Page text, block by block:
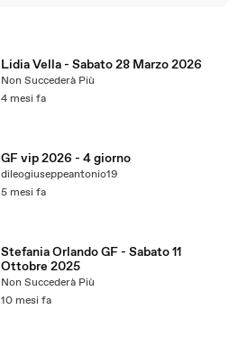
Lidia Vella - Sabato 28 Marzo 2026
Non Succederà Più
4 mesi fa
GF vip 2026 - 4 giorno
dileogiuseppeantonio19
5 mesi fa
Stefania Orlando GF - Sabato 11
Ottobre 2025
Non Succederà Più
10 mesi fa